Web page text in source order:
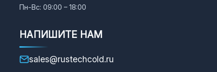
Пн-Вс: 09:00 – 18:00
НАПИШИТЕ НАМ
sales@rustechcold.ru